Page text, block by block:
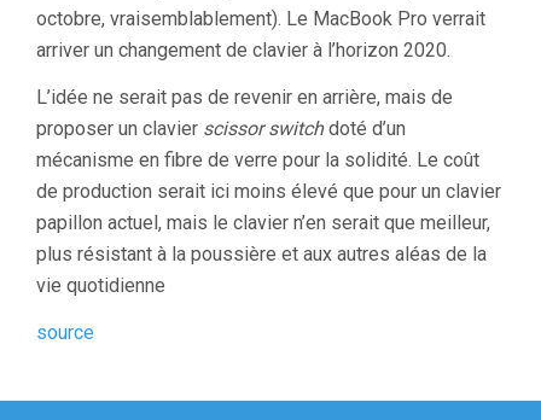
octobre, vraisemblablement). Le MacBook Pro verrait
arriver un changement de clavier à l’horizon 2020.
L’idée ne serait pas de revenir en arrière, mais de
proposer un clavier scissor switchdoté d’un
mécanisme en fibre de verre pour la solidité. Le coût
de production serait ici moins élevé que pour un clavier
papillon actuel, mais le clavier n’en serait que meilleur,
plus résistant à la poussière et aux autres aléas de la
vie quotidienne
source